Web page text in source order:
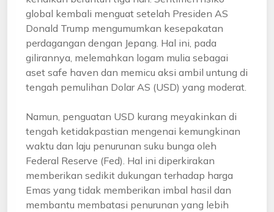
global kembali menguat setelah Presiden AS
Donald Trump mengumumkan kesepakatan
perdagangan dengan Jepang. Hal ini, pada
gilirannya, melemahkan logam mulia sebagai
aset safe haven dan memicu aksi ambil untung di
tengah pemulihan Dolar AS (USD) yang moderat.
Namun, penguatan USD kurang meyakinkan di
tengah ketidakpastian mengenai kemungkinan
waktu dan laju penurunan suku bunga oleh
Federal Reserve (Fed). Hal ini diperkirakan
memberikan sedikit dukungan terhadap harga
Emas yang tidak memberikan imbal hasil dan
membantu membatasi penurunan yang lebih